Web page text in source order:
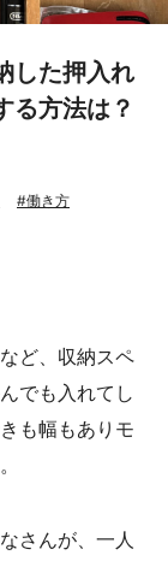
した押入れ
る方法は？
働き方
ど、収納スペ
でも入れてし
も幅もありモ
さんが、一人